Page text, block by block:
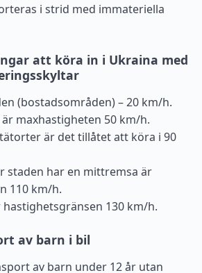
i strid med immateriella
att köra in i Ukraina med
(bostadsområden) – 20 km/h.
maxhastigheten 50 km/h.
är det tillåtet att köra i 90
staden har en mittremsa är
110 km/h.
130 km/h.
av barn i bil
av barn under 12 år utan